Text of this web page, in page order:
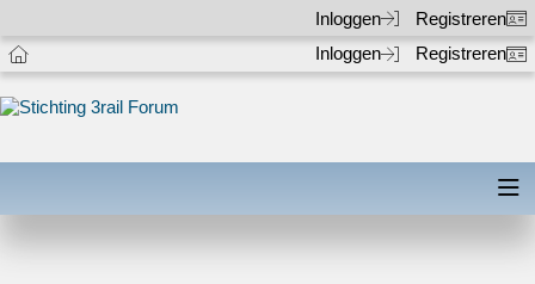
Inloggen
Registreren
Inloggen
Registreren